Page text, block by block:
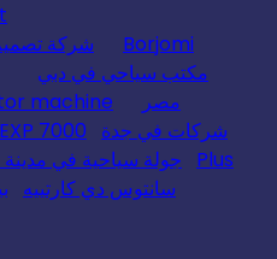
Borjomi
شركة
مكتب سياحي في دبي
مصر
machine
شركات في جدة
7000
Plus
جولة سياحية في مدينة
سانتوس دي كارتييه